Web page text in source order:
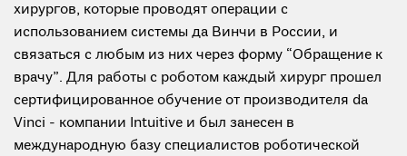
хирургов, которые проводят операции с
использованием системы да Винчи в России, и
связаться с любым из них через форму “Обращение к
врачу”. Для работы с роботом каждый хирург прошел
сертифицированное обучение от производителя da
Vinci - компании Intuitive и был занесен в
международную базу специалистов роботической